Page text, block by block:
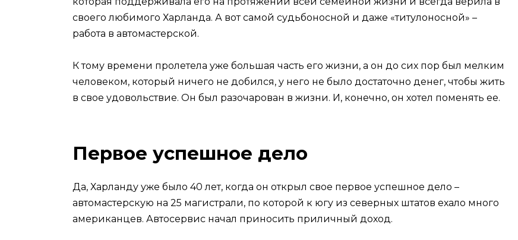
своего любимого Харланда. А вот самой судьбоносной и даже «титулоносной» –
работа в автомастерской.
К тому времени пролетела уже большая часть его жизни, а он до сих пор был мелким
человеком, который ничего не добился, у него не было достаточно денег, чтобы жить
в свое удовольствие. Он был разочарован в жизни. И, конечно, он хотел поменять ее.
Первое успешное дело
Да, Харланду уже было 40 лет, когда он открыл свое первое успешное дело –
автомастерскую на 25 магистрали, по которой к югу из северных штатов ехало много
американцев. Автосервис начал приносить приличный доход.